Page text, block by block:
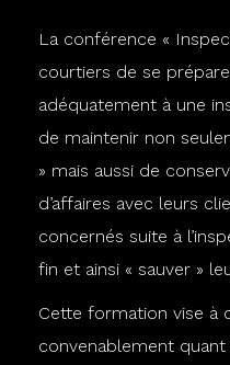
La conférence «
courtiers de se
adéquatement à une
de maintenir non
» mais aussi de
d’affaires avec leurs
concernés suite à
fin et ainsi « sauver »
Cette formation vise à
convenablement